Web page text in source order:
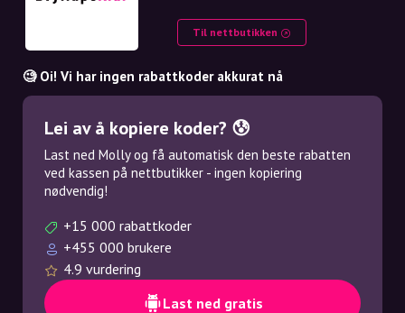
Til nettbutikken
🧐 Oi! Vi har ingen rabattkoder akkurat nå
Lei av å kopiere koder? 😰
Last ned Molly og få automatisk den beste rabatten
ved kassen på nettbutikker - ingen kopiering
nødvendig!
+15 000 rabattkoder
+455 000 brukere
4.9 vurdering
Last ned gratis